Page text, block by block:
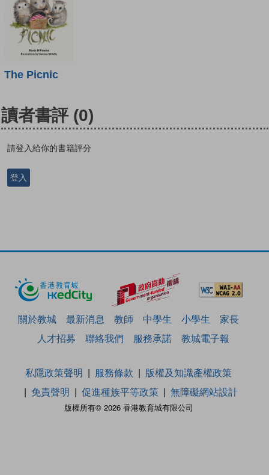
The Picnic
讀者書評 (0)
請登入給你的書籍評分
登入
關於教城 最新消息 教師 中學生 小學生
家長
人才招募
聯絡我們 服務承諾 教城電子報
版權所有© 2026 香港教育城有限公司
私隱政策聲明 服務條款
版權及知識產權政策
免責聲明
促進種族平等政策 無障礙網站設計